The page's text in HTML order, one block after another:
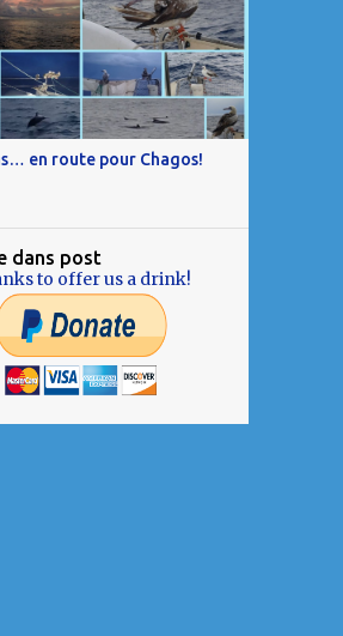
en route pour Chagos!
dans post
to offer us a drink!